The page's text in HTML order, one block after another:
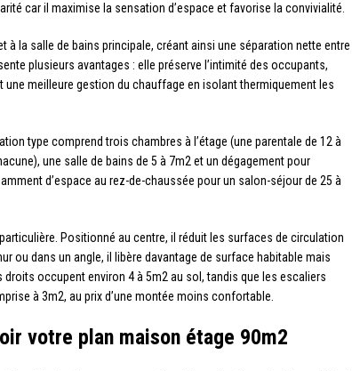
car il maximise la sensation d’espace et favorise la convivialité.
à la salle de bains principale, créant ainsi une séparation nette entre
plusieurs avantages : elle préserve l’intimité des occupants,
meilleure gestion du chauffage en isolant thermiquement les
type comprend trois chambres à l’étage (une parentale de 12 à
une salle de bains de 5 à 7m2 et un dégagement pour
d’espace au rez-de-chaussée pour un salon-séjour de 25 à
Positionné au centre, il réduit les surfaces de circulation
ou dans un angle, il libère davantage de surface habitable mais
occupent environ 4 à 5m2 au sol, tandis que les escaliers
à 3m2, au prix d’une montée moins confortable.
votre plan maison étage 90m2